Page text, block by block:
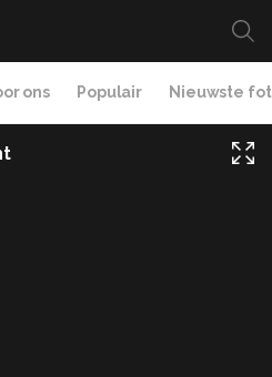
ons Populair Nieuwste